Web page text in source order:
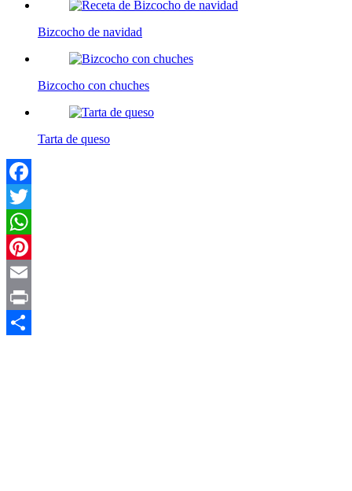
Bizcocho de navidad
Bizcocho con chuches
Tarta de queso
Facebook
Twitter
WhatsApp
Pinterest
Email
Print